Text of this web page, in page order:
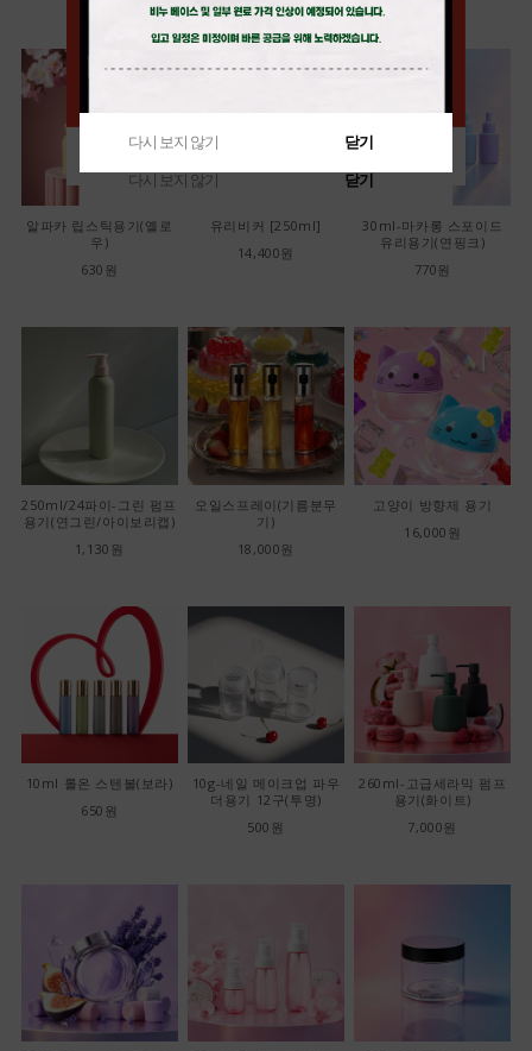
알파카 립스틱용기(옐로
우)
630원
유리비커 [250ml]
14,400원
30ml-마카롱 스포이드
유리용기(연핑크)
770원
250ml/24파이-그린 펌프
용기(연그린/아이보리캡)
1,130원
오일스프레이(기름분무
기)
18,000원
고양이 방향제 용기
16,000원
10ml 롤온 스텐볼(보라)
650원
10g-네일 메이크업 파우
더용기 12구(투명)
500원
260ml-고급세라믹 펌프
용기(화이트)
7,000원
다시 보지 않기 닫기
다시 보지 않기 닫기
다시 보지 않기 닫기